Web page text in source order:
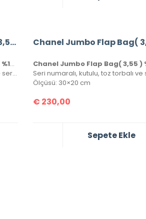
Chanel Jumbo Flap Bag( 3,55 ) %100 Hakiki Kuzu Derisi
Chanel Jumbo Flap Bag( 3,55 ) %100 Hakiki Kuzu Derisi
Seri numaralı, kutulu, toz torbalı ve sertifikalı birebir üründür.
Ölçüsü: 30×20 cm
€ 230,00
Sepete Ekle